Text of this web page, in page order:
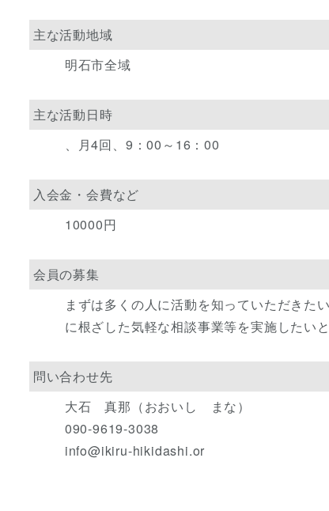
主な活動地域
明石市全域
主な活動日時
、月4回、9：00～16：00
入会金・会費など
10000円
会員の募集
まずは多くの人に活動を知っていただきた
に根ざした気軽な相談事業等を実施したい
問い合わせ先
大石 真那（おおいし まな）
090-9619-3038
info@ikiru-hikidashi.or